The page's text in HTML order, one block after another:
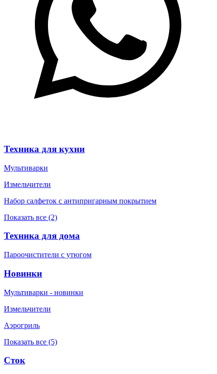
Техника для кухни
Мультиварки
Измельчители
Набор салфеток с антипригарным покрытием
Показать все (2)
Техника для дома
Пароочистители с утюгом
Новинки
Мультиварки - новинки
Измельчители
Аэрогриль
Показать все (5)
Сток